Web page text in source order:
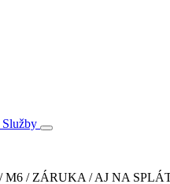
Služby